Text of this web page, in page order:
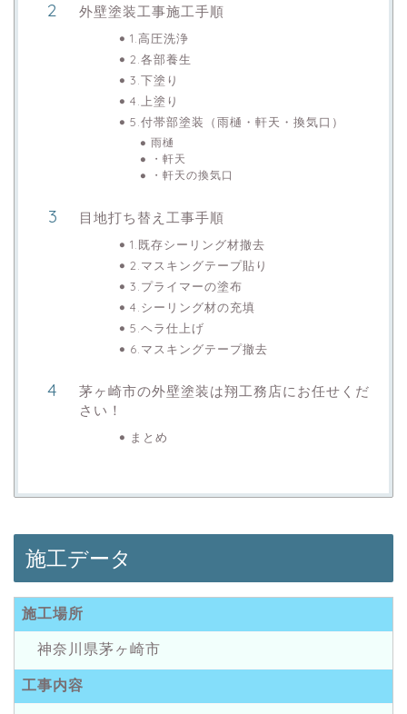
外壁塗装工事施工手順
1.高圧洗浄
2.各部養生
3.下塗り
4.上塗り
5.付帯部塗装（雨樋・軒天・換気口）
雨樋
・軒天
・軒天の換気口
目地打ち替え工事手順
1.既存シーリング材撤去
2.マスキングテープ貼り
3.プライマーの塗布
4.シーリング材の充填
5.ヘラ仕上げ
6.マスキングテープ撤去
茅ヶ崎市の外壁塗装は翔工務店にお任せくだ
さい！
まとめ
施工データ
施工場所
神奈川県茅ヶ崎市
工事内容